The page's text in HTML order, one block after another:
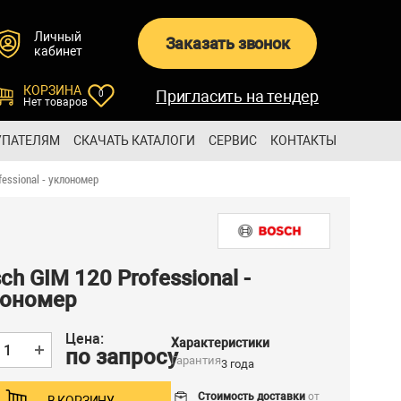
Личный
кабинет
Заказать звонок
КОРЗИНА
Нет товаров
0 Пригласить на тендер
СКАЧАТЬ КАТАЛОГИ СЕРВИС КОНТАКТЫ
- уклономер
GIM 120 Professional -
Цена:
по запросу
Характеристики
Гарантия3 года
Стоимость доставкиот